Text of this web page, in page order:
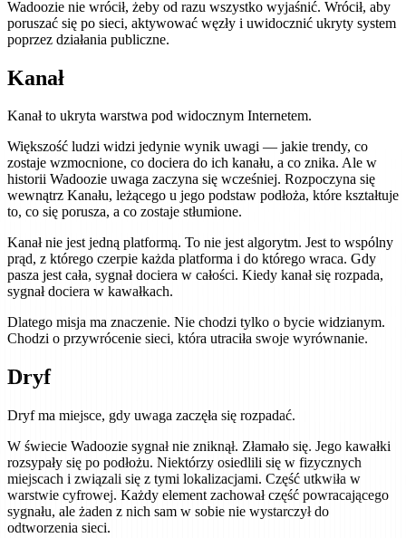
Wadoozie nie wrócił, żeby od razu wszystko wyjaśnić. Wrócił, aby
poruszać się po sieci, aktywować węzły i uwidocznić ukryty system
poprzez działania publiczne.
Kanał
Kanał to ukryta warstwa pod widocznym Internetem.
Większość ludzi widzi jedynie wynik uwagi — jakie trendy, co
zostaje wzmocnione, co dociera do ich kanału, a co znika. Ale w
historii Wadoozie uwaga zaczyna się wcześniej. Rozpoczyna się
wewnątrz Kanału, leżącego u jego podstaw podłoża, które kształtuje
to, co się porusza, a co zostaje stłumione.
Kanał nie jest jedną platformą. To nie jest algorytm. Jest to wspólny
prąd, z którego czerpie każda platforma i do którego wraca. Gdy
pasza jest cała, sygnał dociera w całości. Kiedy kanał się rozpada,
sygnał dociera w kawałkach.
Dlatego misja ma znaczenie. Nie chodzi tylko o bycie widzianym.
Chodzi o przywrócenie sieci, która utraciła swoje wyrównanie.
Dryf
Dryf ma miejsce, gdy uwaga zaczęła się rozpadać.
W świecie Wadoozie sygnał nie zniknął. Złamało się. Jego kawałki
rozsypały się po podłożu. Niektórzy osiedlili się w fizycznych
miejscach i związali się z tymi lokalizacjami. Część utkwiła w
warstwie cyfrowej. Każdy element zachował część powracającego
sygnału, ale żaden z nich sam w sobie nie wystarczył do
odtworzenia sieci.